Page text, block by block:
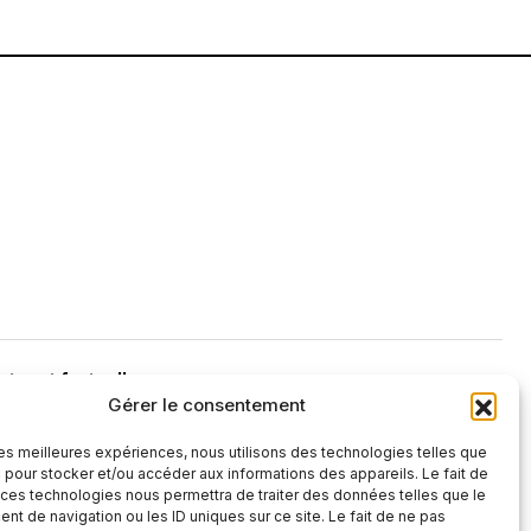
Gérer le consentement
meilleures expériences, nous utilisons des technologies telles que
stocker et/ou accéder aux informations des appareils. Le fait de
technologies nous permettra de traiter des données telles que le
de navigation ou les ID uniques sur ce site. Le fait de ne pas
et factuelle
S'abonner
vous confirmez que vous avez lu et
confidentialitéet nos
conditions